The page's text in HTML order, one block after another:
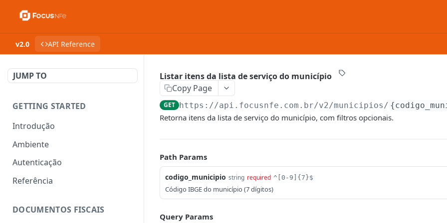
v2.0 API Reference
JUMP TO
GETTING STARTED
Introdução
Ambiente
Autenticação
Referência
DOCUMENTOS FISCAIS
Listar itens da lista de serviço do município
Copy Page
GET https://api.focusnfe.com.br/v2/municipios/
Retorna itens da lista de serviço do município, com filtros opcionais.
Path Params
codigo_municipio string required ^[0-9]{7}$
Código IBGE do município (7 dígitos)
Query Params